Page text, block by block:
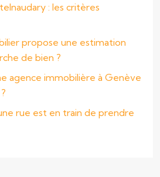
: les critères
propose une estimation
de bien ?
agence immobilière à Genève
rue est en train de prendre